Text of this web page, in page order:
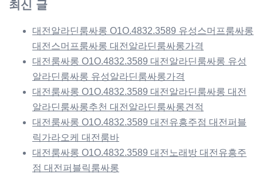
최신 글
대전알라딘룸싸롱 O1O.4832.3589 유성스머프룸싸롱
대전스머프룸싸롱 대전알라딘룸싸롱가격
대전룸싸롱 O1O.4832.3589 대전알라딘룸싸롱 유성
알라딘룸싸롱 유성알라딘룸싸롱가격
대전룸싸롱 O1O.4832.3589 대전알라딘룸싸롱 대전
알라딘룸싸롱추천 대전알라딘룸싸롱견적
대전룸싸롱 O1O.4832.3589 대전유흥주점 대전퍼블
릭가라오케 대전룸바
대전룸싸롱 O1O.4832.3589 대전노래방 대전유흥주
점 대전퍼블릭룸싸롱